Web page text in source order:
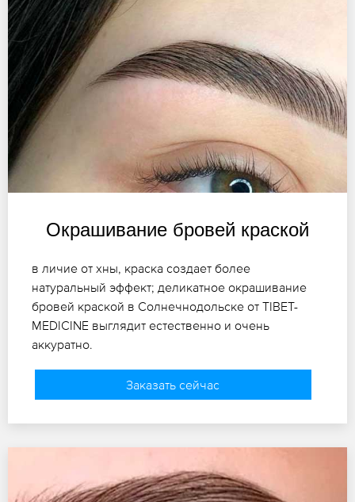
Окрашивание бровей краской
в личие от хны, краска создает более
натуральный эффект; деликатное окрашивание
бровей краской в Солнечнодольске от TIBET-
MEDICINE выглядит естественно и очень
аккуратно.
Заказать сейчас